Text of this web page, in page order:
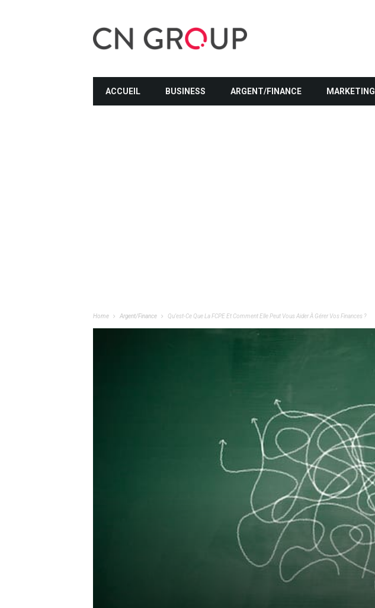
ACCUEIL BUSINESS ARGENT/FINANCE MARKETING
Home Argent/Finance Qu’est-Ce Que La FCPE Et Comment Elle Peut Vous Aider À Gérer Vos Finances ?